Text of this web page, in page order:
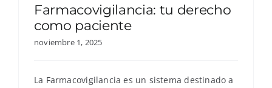
Farmacovigilancia: tu derecho
como paciente
noviembre 1, 2025
La Farmacovigilancia es un sistema destinado a